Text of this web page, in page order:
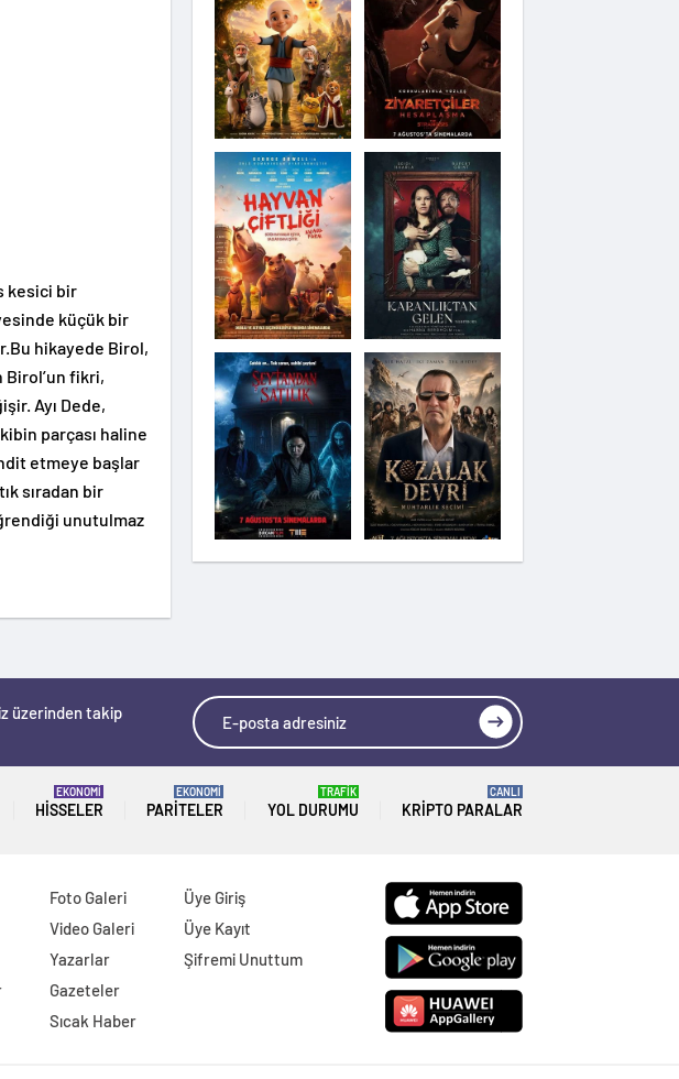
Hayvan Çiftliği
Karanlıktan Gelen
Şeytandan Satılık
Moana
Kozalak Devri
kesici bir
küçük bir
hikayede Birol,
Birol’un fikri,
Ayı Dede,
parçası haline
etmeye başlar
sıradan bir
unutulmaz
üzerinden takip
HISSELER
EKONOMİ
PARITELER
EKONOMİ
YOL DURUMU
TRAFİK
KRIPTO PARALAR
CANLI
Foto Galeri
Video Galeri
Yazarlar
Gazeteler
Sıcak Haber
Üye Giriş
Üye Kayıt
Şifremi Unuttum